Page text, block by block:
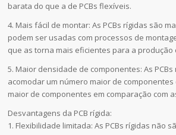
barata do que a de PCBs flexíveis.
4. Mais fácil de montar: As PCBs rígidas são
podem ser usadas com processos de
que as torna mais eficientes para a produção
5. Maior densidade de componentes: As
acomodar um número maior de
maior de componentes em comparação com
Desvantagens da PCB rígida:
1. Flexibilidade limitada: As PCBs rígidas não